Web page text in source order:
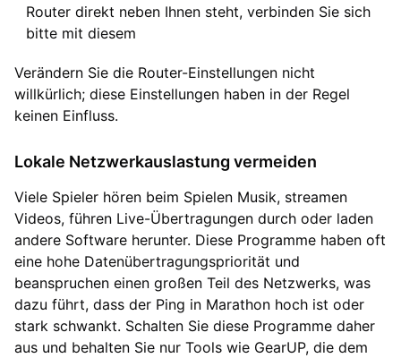
Router direkt neben Ihnen steht, verbinden Sie sich
bitte mit diesem
Verändern Sie die Router-Einstellungen nicht
willkürlich; diese Einstellungen haben in der Regel
keinen Einfluss.
Lokale Netzwerkauslastung vermeiden
Viele Spieler hören beim Spielen Musik, streamen
Videos, führen Live-Übertragungen durch oder laden
andere Software herunter. Diese Programme haben oft
eine hohe Datenübertragungspriorität und
beanspruchen einen großen Teil des Netzwerks, was
dazu führt, dass der Ping in Marathon hoch ist oder
stark schwankt. Schalten Sie diese Programme daher
aus und behalten Sie nur Tools wie GearUP, die dem